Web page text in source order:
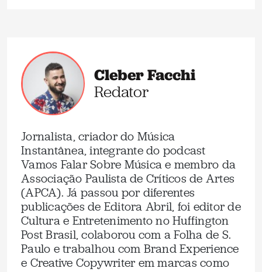
Cleber Facchi
Redator
Jornalista, criador do Música
Instantânea, integrante do podcast
Vamos Falar Sobre Música e membro da
Associação Paulista de Críticos de Artes
(APCA). Já passou por diferentes
publicações de Editora Abril, foi editor de
Cultura e Entretenimento no Huffington
Post Brasil, colaborou com a Folha de S.
Paulo e trabalhou com Brand Experience
e Creative Copywriter em marcas como